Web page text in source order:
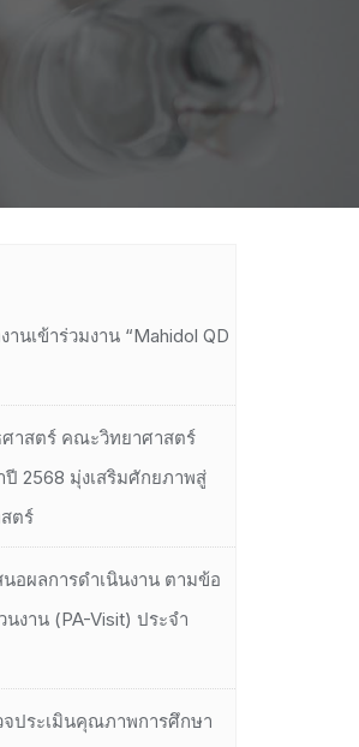
นเข้าร่วมงาน “Mahidol QD
าสตร์ คณะวิทยาศาสตร์
2568 มุ่งเสริมศักยภาพสู่
ตร์
อผลการดำเนินงาน ตามข้อ
งาน (PA-Visit) ประจำ
จประเมินคุณภาพการศึกษา